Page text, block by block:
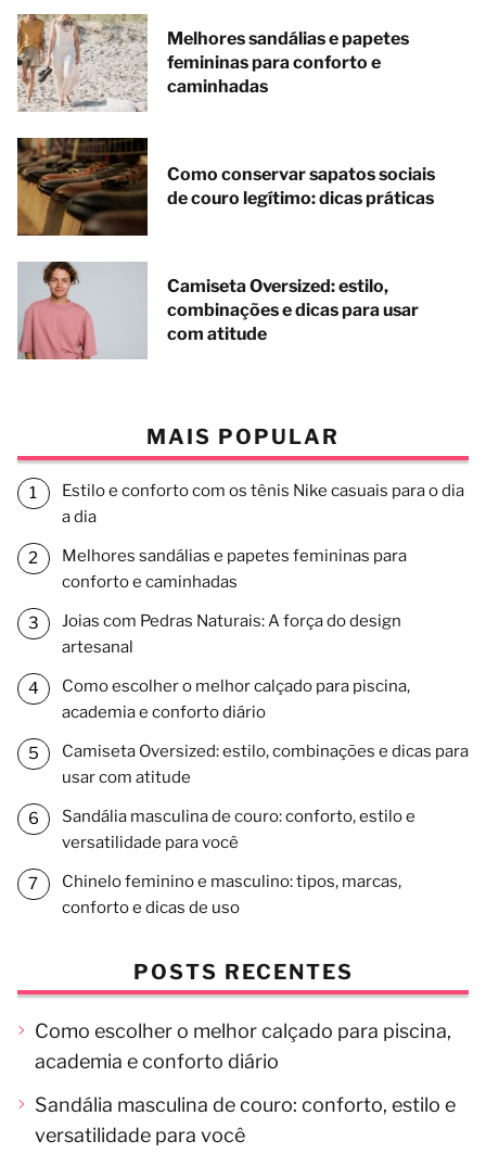
Melhores sandálias e papetes
femininas para conforto e
caminhadas
Como conservar sapatos sociais
de couro legítimo: dicas práticas
Camiseta Oversized: estilo,
combinações e dicas para usar
com atitude
MAIS POPULAR
Estilo e conforto com os tênis Nike casuais para o dia
a dia
Melhores sandálias e papetes femininas para
conforto e caminhadas
Joias com Pedras Naturais: A força do design
artesanal
Como escolher o melhor calçado para piscina,
academia e conforto diário
Camiseta Oversized: estilo, combinações e dicas para
usar com atitude
Sandália masculina de couro: conforto, estilo e
versatilidade para você
Chinelo feminino e masculino: tipos, marcas,
conforto e dicas de uso
POSTS RECENTES
Como escolher o melhor calçado para piscina,
academia e conforto diário
Sandália masculina de couro: conforto, estilo e
versatilidade para você